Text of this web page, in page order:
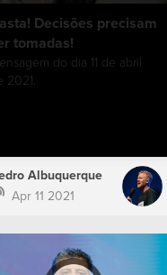
Decisões precisam
tomadas!
do dia 11 de abril
2021.
Albuquerque
Apr 11 2021